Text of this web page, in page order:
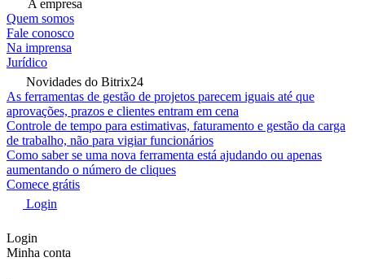
A empresa
Quem somos
Fale conosco
Na imprensa
Jurídico
Novidades do Bitrix24
As ferramentas de gestão de projetos parecem iguais até que
aprovações, prazos e clientes entram em cena
Controle de tempo para estimativas, faturamento e gestão da carga
de trabalho, não para vigiar funcionários
Como saber se uma nova ferramenta está ajudando ou apenas
aumentando o número de cliques
Comece grátis
Login
Login
Minha conta